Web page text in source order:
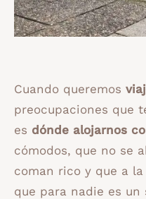
Cuando queremos
preocupaciones que
es dónde alojarnos
cómodos, que no se
coman rico y que a
que para nadie es